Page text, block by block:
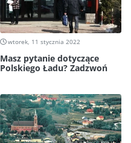
wtorek, 11 stycznia 2022
Masz pytanie dotyczące
Polskiego Ładu? Zadzwoń